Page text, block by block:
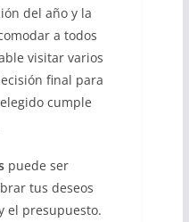
del año y la
a todos
visitar varios
final para
cumple
puede ser
tus deseos
el presupuesto.